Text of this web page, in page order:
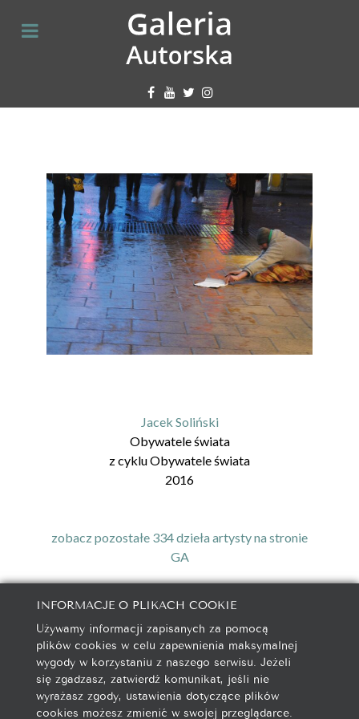
Jacek Soliński
Obywatele świata
z cykluObywatele świata
2016
zobacz pozostałe 334 dzieła artysty na stronie
GA
galeria@autorska.pl
608 596 314
85-078 Bydgoszcz, ul. Chocimska 5
Na początek
INFORMACJE O PLIKACH COOKIE
Używamy informacji zapisanych za pomocą
plików cookies w celu zapewnienia maksymalnej
wygody w korzystaniu z naszego serwisu. Jeżeli
się zgadzasz, zatwierdź komunikat, jeśli nie
wyrażasz zgody, ustawienia dotyczące plików
cookies możesz zmienić w swojej przeglądarce.